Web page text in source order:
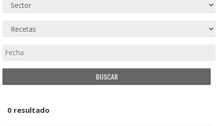
0 resultado